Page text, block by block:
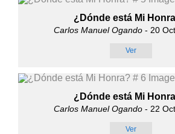
¿Dónde está Mi
Carlos Manuel Ogando - 20
Ver
¿Dónde está Mi
Carlos Manuel Ogando - 22
Ver